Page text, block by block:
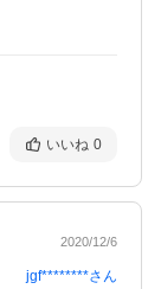
いいね 0
2020/12/6
jgf********さん